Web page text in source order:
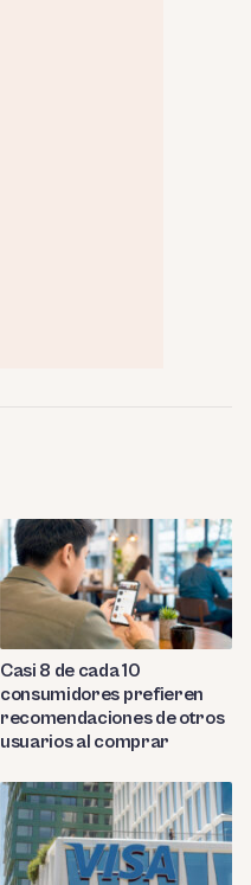
Casi 8 de cada 10
consumidores prefieren
recomendaciones de otros
usuarios al comprar